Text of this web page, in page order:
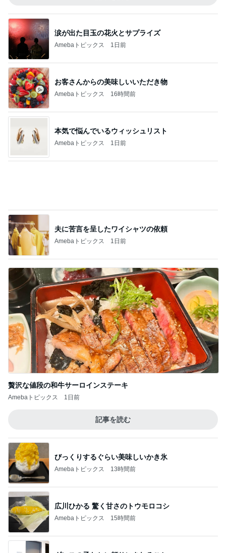
お客さんからの美味しいいただき物
Amebaトピックス 16時間前
本気で悩んでいるウィッシュリスト
Amebaトピックス 1日前
夫に苦言を呈したワイシャツの依頼
Amebaトピックス 1日前
贅沢な値段の和牛サーロインステーキ
Amebaトピックス 1日前
記事を読む
びっくりするぐらい美味しいかき氷
Amebaトピックス 13時間前
Amebaトピックス 15時間前
ダンスの子たちに頼りにされること
Amebaトピックス 1日前
義母の調子が芳しくなく飛んだ海外
Amebaトピックス 2日前